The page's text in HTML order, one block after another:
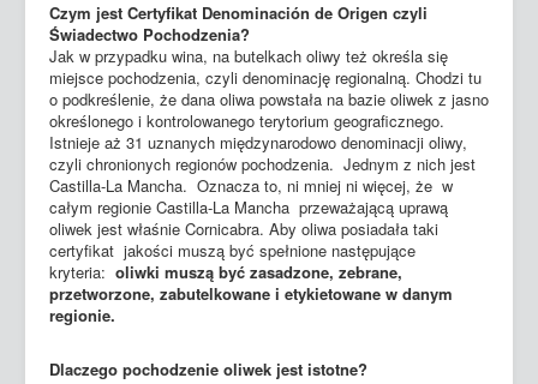
Czym jest Certyfikat Denominación de Origen czyli
Świadectwo Pochodzenia?
Jak w przypadku wina, na butelkach oliwy też określa się
miejsce pochodzenia, czyli denominację regionalną. Chodzi tu
o podkreślenie, że dana oliwa powstała na bazie oliwek z jasno
określonego i kontrolowanego terytorium geograficznego.
Istnieje aż 31 uznanych międzynarodowo denominacji oliwy,
czyli chronionych regionów pochodzenia. Jednym z nich jest
Castilla-La Mancha. Oznacza to, ni mniej ni więcej, że w
całym regionie Castilla-La Mancha przeważającą uprawą
oliwek jest właśnie Cornicabra. Aby oliwa posiadała taki
certyfikat jakości muszą być spełnione następujące
kryteria: oliwki muszą być zasadzone, zebrane,
przetworzone, zabutelkowane i etykietowane w danym
regionie.
Dlaczego pochodzenie oliwek jest istotne?